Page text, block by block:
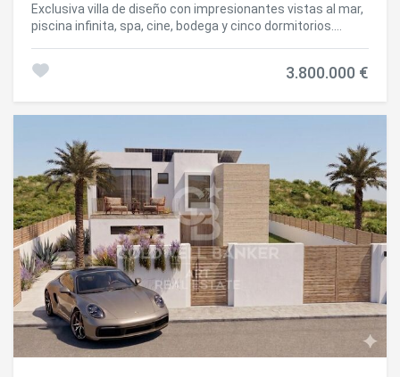
incomparable. #ref:CBSH1591
Exclusiva villa de diseño con impresionantes vistas al mar,
piscina infinita, spa, cine, bodega y cinco dormitorios.
única combina a la perfección tranquilidad, elegancia y
Distribuida en tres plantas, la villa dispone de todo lo
necesario para disfrutar de un estilo de vida de lujo junto al
mar. Cuenta con cuatro dormitorios con baño en suite, un
dormitorio adicional para el personal, siete baños en total,
bodega, spa, gimnasio, sala de cine y un amplio salón con
cocina de concepto abierto. Las grandes puertas
correderas de cristal crean una conexión perfecta entre
interior y exterior, dando acceso directo a la terraza
panorámica y a la espectacular piscina infinita. La
propiedad se entrega llave en mano, completamente
equipada y lista para entrar a vivir. #ref:CBSH1438
3.800.000 €